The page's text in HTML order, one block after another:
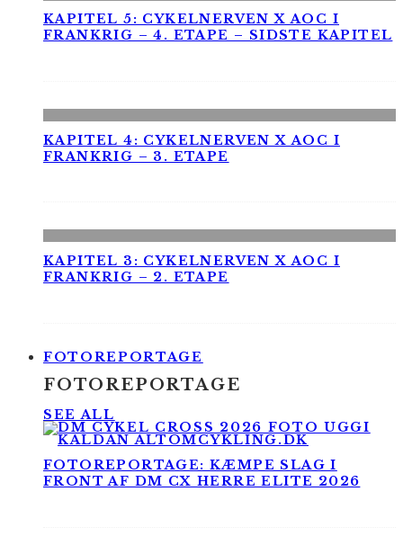
KAPITEL 5: CYKELNERVEN X AOC I
FRANKRIG – 4. ETAPE – SIDSTE KAPITEL
KAPITEL 4: CYKELNERVEN X AOC I
FRANKRIG – 3. ETAPE
KAPITEL 3: CYKELNERVEN X AOC I
FRANKRIG – 2. ETAPE
FOTOREPORTAGE
FOTOREPORTAGE
SEE ALL
FOTOREPORTAGE: KÆMPE SLAG I
FRONT AF DM CX HERRE ELITE 2026